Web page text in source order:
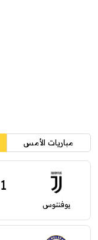
مباريات الأمس
يوفنتوس
1